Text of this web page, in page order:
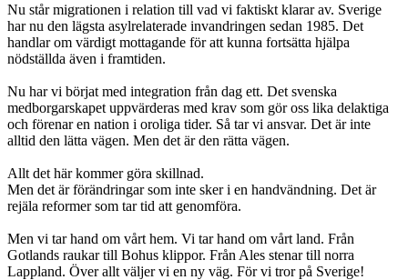
Nu står migrationen i relation till vad vi faktiskt klarar av. Sverige
har nu den lägsta asylrelaterade invandringen sedan 1985. Det
handlar om värdigt mottagande för att kunna fortsätta hjälpa
nödställda även i framtiden.
Nu har vi börjat med integration från dag ett. Det svenska
medborgarskapet uppvärderas med krav som gör oss lika delaktiga
och förenar en nation i oroliga tider. Så tar vi ansvar. Det är inte
alltid den lätta vägen. Men det är den rätta vägen.
Allt det här kommer göra skillnad.
Men det är förändringar som inte sker i en handvändning. Det är
rejäla reformer som tar tid att genomföra.
Men vi tar hand om vårt hem. Vi tar hand om vårt land. Från
Gotlands raukar till Bohus klippor. Från Ales stenar till norra
Lappland. Över allt väljer vi en ny väg. För vi tror på Sverige!